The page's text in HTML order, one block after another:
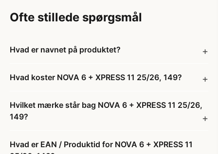
Ofte stillede spørgsmål
Hvad er navnet på produktet?
Hvad koster NOVA 6 + XPRESS 11 25/26, 149?
Hvilket mærke står bag NOVA 6 + XPRESS 11 25/26,
149?
Hvad er EAN / Produktid for NOVA 6 + XPRESS 11